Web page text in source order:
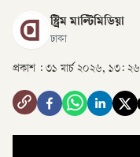
স্ট্রিম মাল্টিমিডিয়া
ঢাকা
প্রকাশ : ৩১ মার্চ ২০২৬, ১৩: ২৬